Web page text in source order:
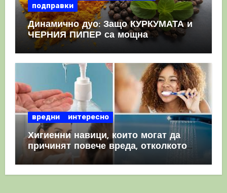
подправки
Динамично дуо: Защо КУРКУМАТА и
ЧЕРНИЯ ПИПЕР са мощна
комбинация
вредни интересно
Хигиенни навици, които могат да
причинят повече вреда, отколкото
полза